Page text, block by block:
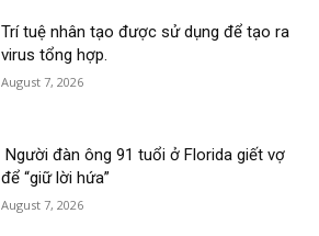
Trí tuệ nhân tạo được sử dụng để tạo ra
virus tổng hợp.
August 7, 2026
Người đàn ông 91 tuổi ở Florida giết vợ
để “giữ lời hứa”
August 7, 2026